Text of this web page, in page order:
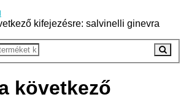
kifejezésre: salvinelli ginevra
következő